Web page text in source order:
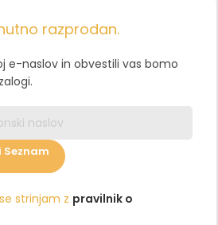
razprodan.
e-naslov in obvestili vas bomo
strinjam z pravilnik o